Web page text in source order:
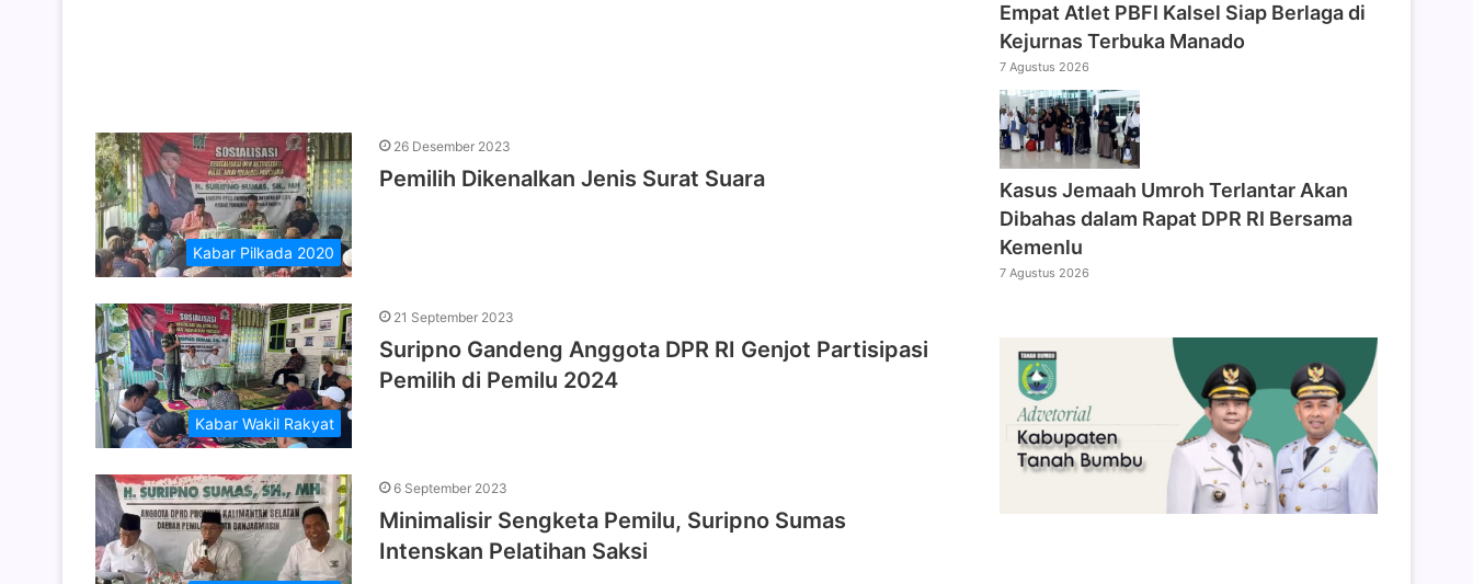
Kabar Pilkada 2020
26 Desember 2023
Pemilih Dikenalkan Jenis Surat Suara
Kabar Wakil Rakyat
21 September 2023
Suripno Gandeng Anggota DPR RI Genjot Partisipasi
Pemilih di Pemilu 2024
6 September 2023
Minimalisir Sengketa Pemilu, Suripno Sumas
Intenskan Pelatihan Saksi
Empat Atlet PBFI Kalsel Siap Berlaga di
Kejurnas Terbuka Manado
7 Agustus 2026
Kasus Jemaah Umroh Terlantar Akan
Dibahas dalam Rapat DPR RI Bersama
Kemenlu
7 Agustus 2026